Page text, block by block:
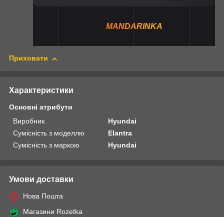
MANDARINKA
Приховати
Характеристики
Основні атрибути
Виробник
Hyundai
Сумісність з моделлю
Elantra
Сумісність з маркою
Hyundai
Умови доставки
Нова Пошта
Магазини Rozetka